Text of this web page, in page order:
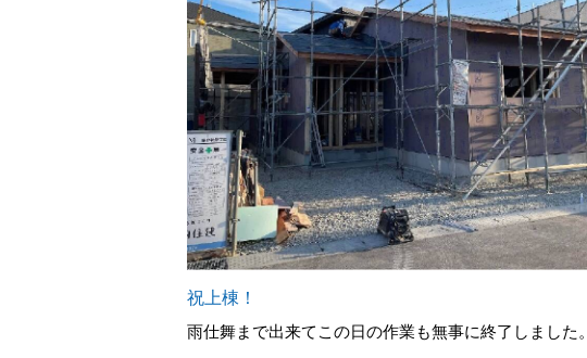
祝上棟！
雨仕舞まで出来てこの日の作業も無事に終了しました。